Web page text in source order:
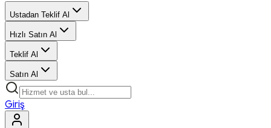
Ustadan Teklif Al
Hızlı Satın Al
Teklif Al
Satın Al
Giriş